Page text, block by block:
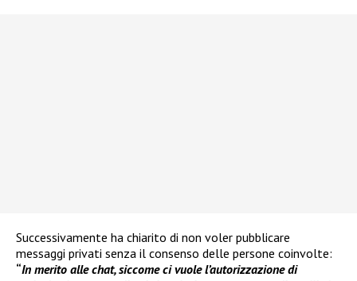
Successivamente ha chiarito di non voler pubblicare
messaggi privati senza il consenso delle persone coinvolte:
“In merito alle chat, siccome ci vuole l’autorizzazione di